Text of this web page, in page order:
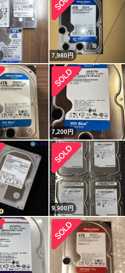
7,980円
7,200円
9,900円